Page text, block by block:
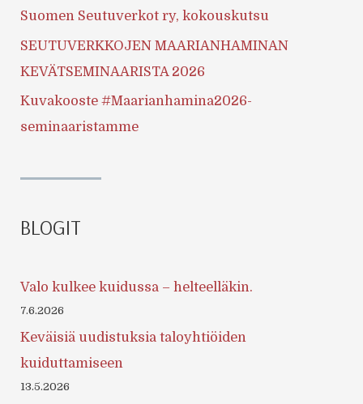
Suomen Seutuverkot ry, kokouskutsu
SEUTUVERKKOJEN MAARIANHAMINAN
KEVÄTSEMINAARISTA 2026
Kuvakooste #Maarianhamina2026-
seminaaristamme
BLOGIT
Valo kulkee kuidussa – helteelläkin.
7.6.2026
Keväisiä uudistuksia taloyhtiöiden
kuiduttamiseen
13.5.2026